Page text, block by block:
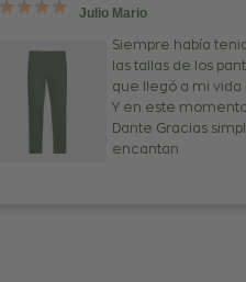
Julio Mario
Siempre había
las tallas de los
que llegó a mi vida
Y en este
Dante Gracias
encantan